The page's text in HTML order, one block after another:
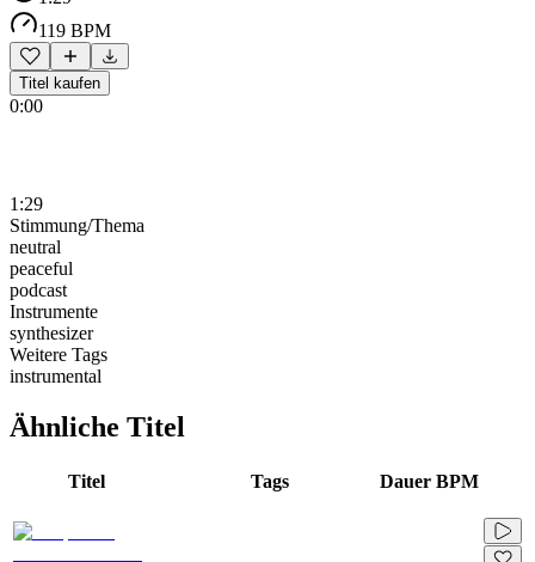
119 BPM
Titel kaufen
0:00
1:29
Stimmung/Thema
neutral
peaceful
podcast
Instrumente
synthesizer
Weitere Tags
instrumental
Ähnliche Titel
Titel Tags Dauer BPM